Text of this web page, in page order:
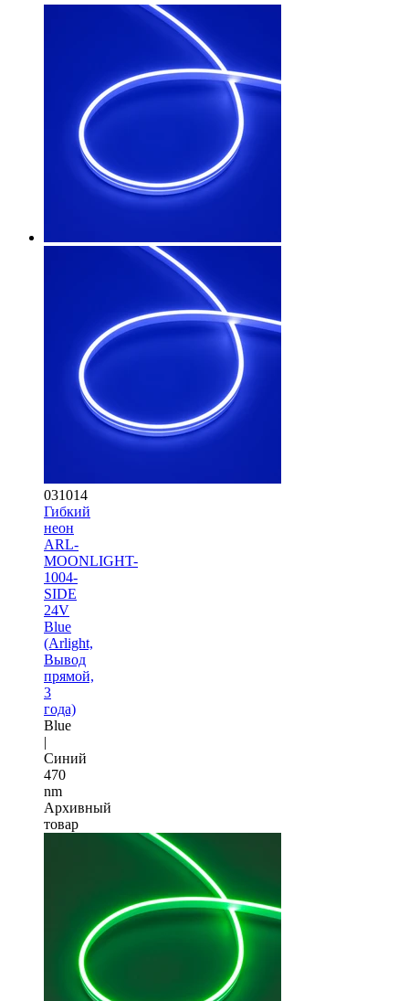
031014
Гибкий
неон
ARL-
MOONLIGHT-
1004-
SIDE
24V
Blue
(Arlight,
Вывод
прямой,
3
года)
Blue
|
Синий
470
nm
Архивный
товар